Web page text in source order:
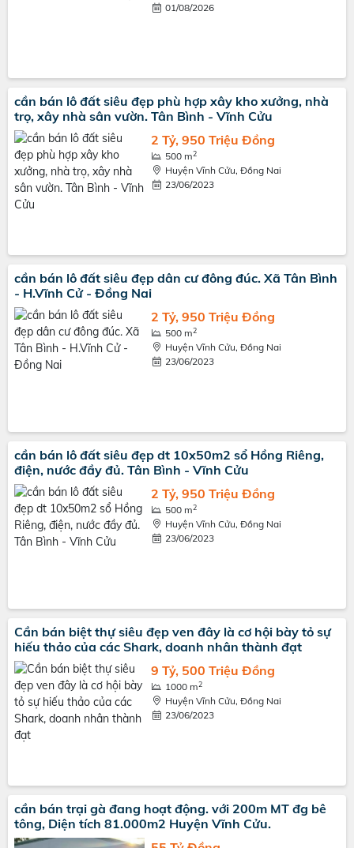
01/08/2026
cần bán lô đất siêu đẹp phù hợp xây kho xưởng, nhà
trọ, xây nhà sân vườn. Tân Bình - Vĩnh Cửu
2 Tỷ, 950 Triệu Đồng
500 m2
Huyện Vĩnh Cửu, Đồng Nai
23/06/2023
cần bán lô đất siêu đẹp dân cư đông đúc. Xã Tân Bình
- H.Vĩnh Cử - Đồng Nai
2 Tỷ, 950 Triệu Đồng
500 m2
Huyện Vĩnh Cửu, Đồng Nai
23/06/2023
cần bán lô đất siêu đẹp dt 10x50m2 sổ Hồng Riêng,
điện, nước đầy đủ. Tân Bình - Vĩnh Cửu
2 Tỷ, 950 Triệu Đồng
500 m2
Huyện Vĩnh Cửu, Đồng Nai
23/06/2023
Cần bán biệt thự siêu đẹp ven đây là cơ hội bày tỏ sự
hiếu thảo của các Shark, doanh nhân thành đạt
9 Tỷ, 500 Triệu Đồng
1000 m2
Huyện Vĩnh Cửu, Đồng Nai
23/06/2023
cần bán trại gà đang hoạt động. với 200m MT đg bê
tông, Diện tích 81.000m2 Huyện Vĩnh Cửu.